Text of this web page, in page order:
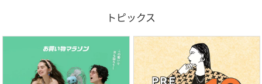
トピックス